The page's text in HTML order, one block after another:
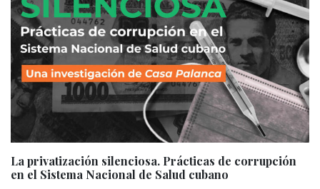
La privatización silenciosa. Prácticas de corrupción
en el Sistema Nacional de Salud cubano